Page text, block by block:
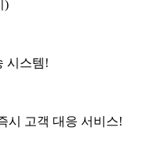
)
시스템!
시 고객 대응 서비스!